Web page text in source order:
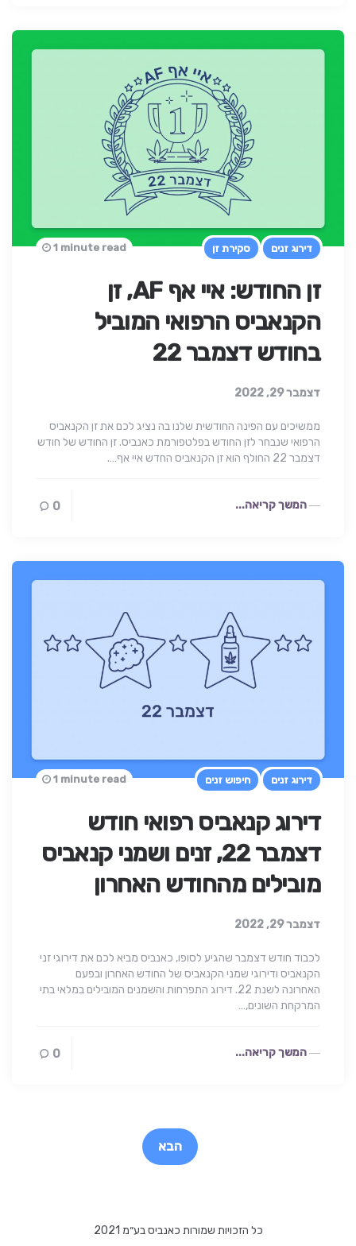
דירוג זנים סקירת זן
זן החודש: איי אף AF, זן
הקנאביס הרפואי המוביל
בחודש דצמבר 22
דצמבר 29, 2022
1 minute read
ממשיכים עם הפינה החודשית שלנו בה נציג לכם את זן הקנאביס
הרפואי שנבחר לזן החודש בפלטפורמת כאנביס. זן החודש של חודש
דצמבר 22 החולף הוא זן הקנאביס החדש איי אף….
המשך קריאה... 0
דירוג זנים חיפוש זנים
דירוג קנאביס רפואי חודש
דצמבר 22, זנים ושמני קנאביס
מובילים מהחודש האחרון
דצמבר 29, 2022
1 minute read
לכבוד חודש דצמבר שהגיע לסופו, כאנביס מביא לכם את דירוגי זני
הקנאביס ודירוגי שמני הקנאביס של החודש האחרון ובפעם
האחרונה לשנת 22. דירוג התפרחות והשמנים המובילים במלאי בתי
המרקחת השונים,…
המשך קריאה... 0
הבא
כל הזכויות שמורות כאנביס בע״מ 2021